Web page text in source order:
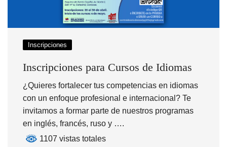
Inscripciones
Inscripciones para Cursos de Idiomas
¿Quieres fortalecer tus competencias en idiomas
con un enfoque profesional e internacional? Te
invitamos a formar parte de nuestros programas
en inglés, francés, ruso y ….
1107 vistas totales